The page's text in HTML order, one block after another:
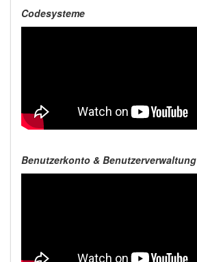
Codesysteme
Benutzerkonto & Benutzerverwaltung